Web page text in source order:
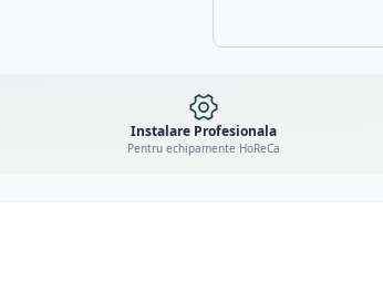
Instalare Profesionala
Pentru echipamente HoReCa